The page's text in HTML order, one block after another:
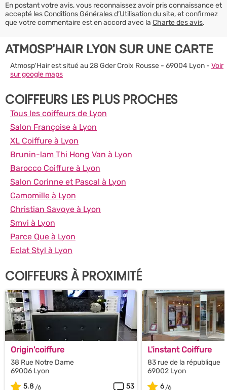
En postant votre avis, vous reconnaissez avoir pris connaissance et
accepté lesConditions Générales d’Utilisationdu site, et confirmez
que votre commentaire est en accord avec la Charte des avis.
ATMOSP'HAIR LYON SUR UNE CARTE
Atmosp'Hair est situé au 28 Gder Croix Rousse - 69004 Lyon - Voir
sur google maps
COIFFEURS LES PLUS PROCHES
Tous les coiffeurs de Lyon
Salon Françoise à Lyon
XL Coiffure à Lyon
Brunin-lam Thi Hong Van à Lyon
Barocco Coiffure à Lyon
Salon Corinne et Pascal à Lyon
Camomille à Lyon
Christian Savoye à Lyon
Smvi à Lyon
Parce Que à Lyon
Eclat Styl à Lyon
COIFFEURS À PROXIMITÉ
Origin'coiffure
38 Rue Notre Dame
69006 Lyon
5.8
53
L'instant Coiffure
83 rue de la république
69002 Lyon
6